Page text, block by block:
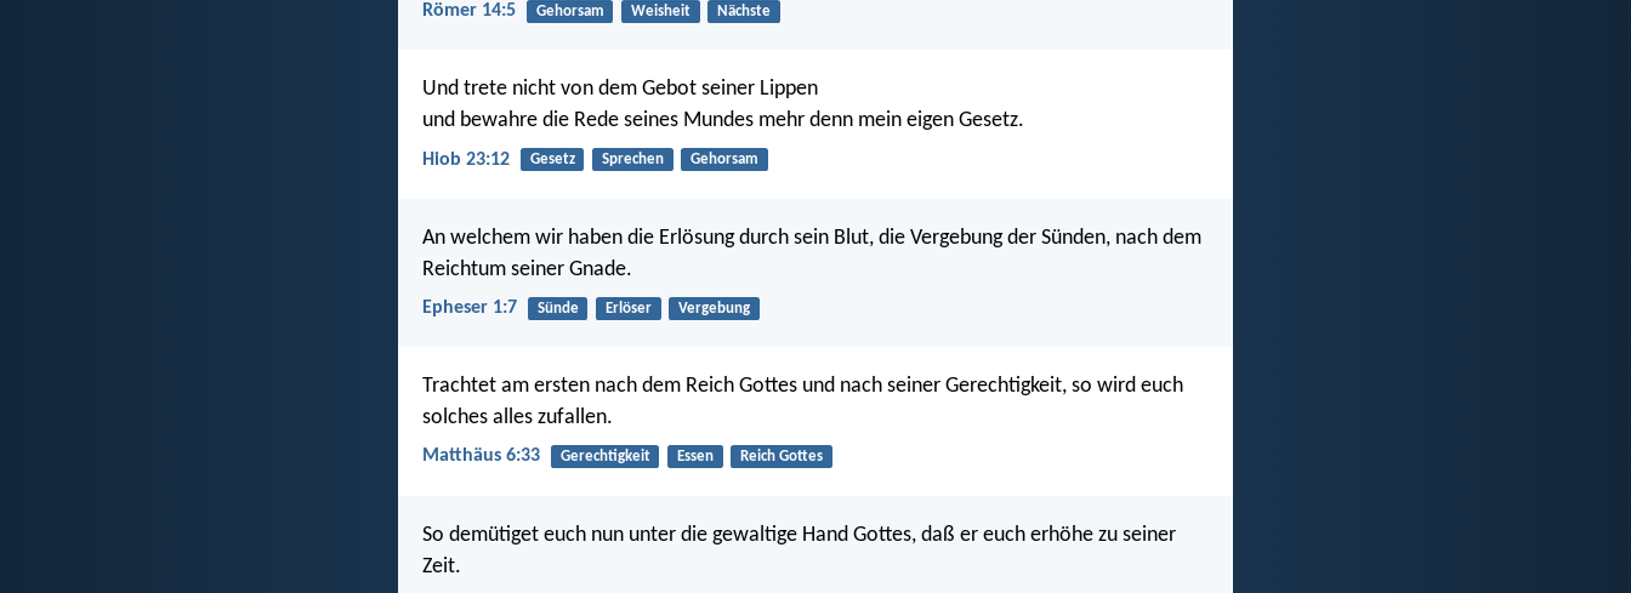
Römer 14:5 Gehorsam Weisheit Nächste
Und trete nicht von dem Gebot seiner Lippen
und bewahre die Rede seines Mundes mehr denn mein eigen Gesetz.
Hiob 23:12 Gesetz Sprechen Gehorsam
An welchem wir haben die Erlösung durch sein Blut, die Vergebung der Sünden, nach dem
Reichtum seiner Gnade.
Epheser 1:7 Sünde Erlöser Vergebung
Trachtet am ersten nach dem Reich Gottes und nach seiner Gerechtigkeit, so wird euch
solches alles zufallen.
Matthäus 6:33 Gerechtigkeit Essen Reich Gottes
So demütiget euch nun unter die gewaltige Hand Gottes, daß er euch erhöhe zu seiner
Zeit.